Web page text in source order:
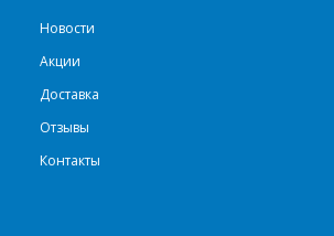
Новости
Акции
Доставка
Отзывы
Контакты